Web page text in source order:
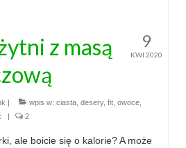
9
KWI 2020
z masą
| wpis w: ciasta desery, fit owoce
| 2
ale boicie się o kalorie? A może